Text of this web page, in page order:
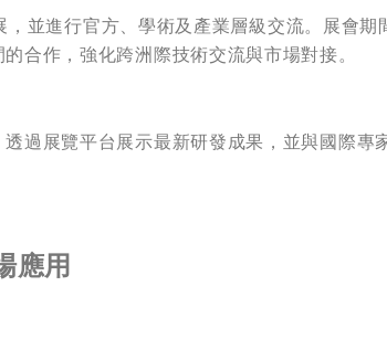
並進行官方、學術及產業層級交流。展會期
合作，強化跨洲際技術交流與市場對接。
過展覽平台展示最新研發成果，並與國際專
應用